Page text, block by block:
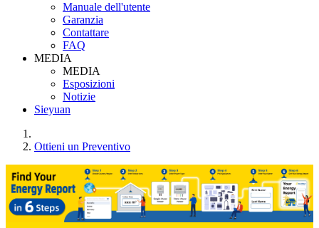
Manuale dell'utente
Garanzia
Contattare
FAQ
MEDIA
MEDIA
Esposizioni
Notizie
Sieyuan
Ottieni un Preventivo